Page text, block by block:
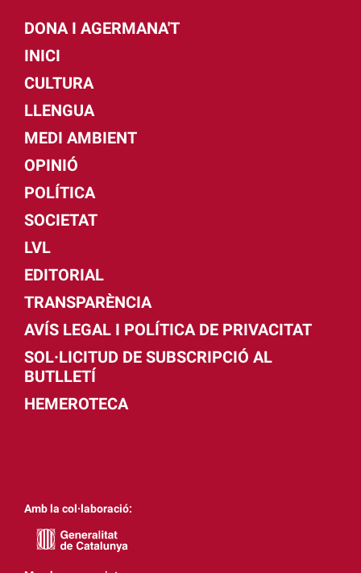
DONA I AGERMANA'T
INICI
CULTURA
LLENGUA
MEDI AMBIENT
OPINIÓ
POLÍTICA
SOCIETAT
LVL
EDITORIAL
TRANSPARÈNCIA
AVÍS LEGAL I POLÍTICA DE PRIVACITAT
SOL·LICITUD DE SUBSCRIPCIÓ AL
BUTLLETÍ
HEMEROTECA
Amb la col·laboració: